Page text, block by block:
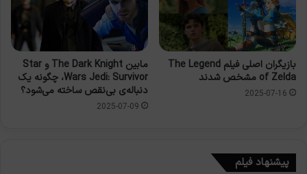
بازیگران اصلی فیلم The Legend
of Zelda مشخص شدند
2025-07-16
مابین The Dark Knight و Star
Wars Jedi: Survivor، چگونه یک
دنباله‌ی بی‌نقص ساخته می‌شود؟
2025-07-09
پیشنهاد فیلم